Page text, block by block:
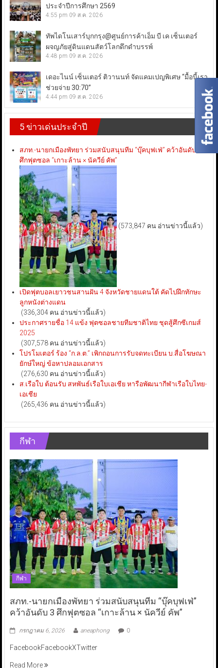
ประจำปีการศึกษา 2569
4:55 pm 09 ส.ค. 2026
ทัพไดโนเสาร์บุกกรุง@ศูนย์การค้าเอ็ม บี เค เซ็นเตอร์
ผจญภัยสู่ดินแดนสัตว์โลกดึกดำบรรพ์
4:48 pm 09 ส.ค. 2026
เดอะไนน์ เซ็นเตอร์ ติวานนท์ จัดแคมเปญพิเศษ “มื้อนี้เรา
ช่วยจ่าย 30:70”
4:44 pm 09 ส.ค. 2026
5 ข่าวเด่นประจำปี
สภท.-นายกเมืองพัทยา ร่วมสนับสนุนทีม “บุ๊คบุฟเฟ่” คว้าอันดับ 3
ศึกฟุตซอล “เกาะล้าน × นัควีย์ คัพ”
(573,847 คน อ่านข่าวนี้แล้ว)
เปิดฟุตบอลเยาวชนสานฝัน 4 จังหวัดชายแดนใต้ คัดไปฝึกทักษะ
ลูกหนังต่างแดน
(336,304 คน อ่านข่าวนี้แล้ว)
ประกาศรายชื่อ 14 แข้ง ฟุตซอลชายทีมชาติไทย ชุดสู้ศึกซีเกมส์
2025
(307,578 คน อ่านข่าวนี้แล้ว)
โปรโมเตอร์ ร้อง “ก.ล.ต.” เพิกถอนการรับจดทะเบียน บ.สื่อโฆษณา
ยักษ์ใหญ่ ข้อหาปลอมเอกสาร
(276,630 คน อ่านข่าวนี้แล้ว)
ส.เรือใบ ต้อนรับ สหพันธ์เรือใบเอเชีย หารือพัฒนากีฬาเรือใบไทย-
เอเชีย
(265,436 คน อ่านข่าวนี้แล้ว)
กีฬา
กีฬา
สภท.-นายกเมืองพัทยา ร่วมสนับสนุนทีม “บุ๊คบุฟเฟ่”
คว้าอันดับ 3 ศึกฟุตซอล “เกาะล้าน × นัควีย์ คัพ”
กรกฎาคม 6, 2026 aneaphong 0
FacebookFacebookXTwitter
Read More